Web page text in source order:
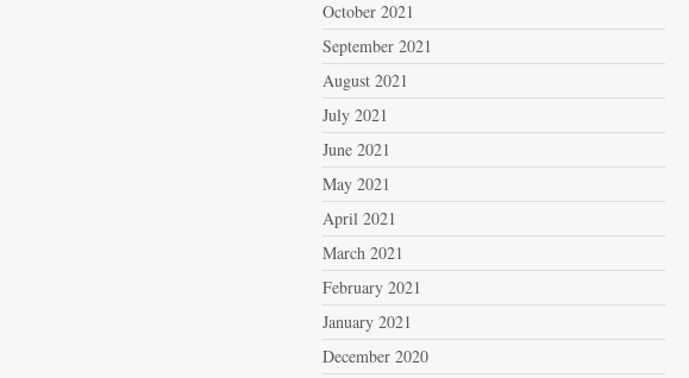
October 2021
September 2021
August 2021
July 2021
June 2021
May 2021
April 2021
March 2021
February 2021
January 2021
December 2020